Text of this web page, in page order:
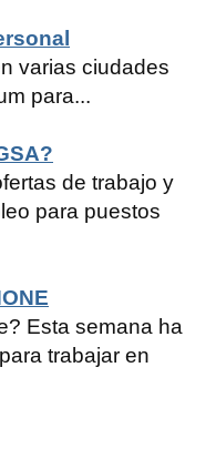
varias ciudades
para...
de trabajo y
para puestos
Esta semana ha
trabajar en